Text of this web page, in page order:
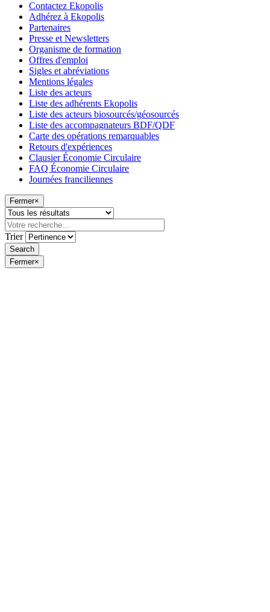
Contactez Ekopolis
Adhérez à Ekopolis
Partenaires
Presse et Newsletters
Organisme de formation
Offres d'emploi
Sigles et abréviations
Mentions légales
Liste des acteurs
Liste des adhérents Ekopolis
Liste des acteurs biosourcés/géosourcés
Liste des accompagnateurs BDF/QDF
Carte des opérations remarquables
Retours d'expériences
Clausier Économie Circulaire
FAQ Économie Circulaire
Journées franciliennes
Fermer×
Trier
Fermer×